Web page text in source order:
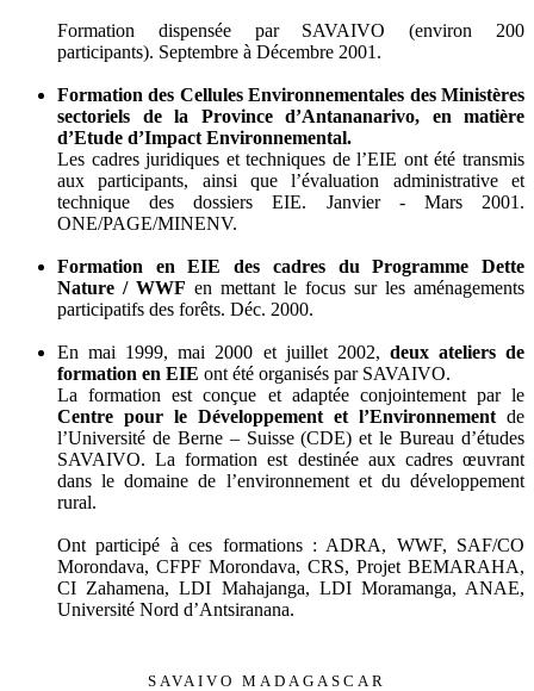
Formation dispensée par SAVAIVO (environ 200
participants). Septembre à Décembre 2001.
Formation des Cellules Environnementales des Ministères
sectoriels de la Province d’Antananarivo, en matière
d’Etude d’Impact Environnemental.
Les cadres juridiques et techniques de l’EIE ont été transmis
aux participants, ainsi que l’évaluation administrative et
technique des dossiers EIE. Janvier - Mars 2001.
ONE/PAGE/MINENV.
Formation en EIE des cadres du Programme Dette
Nature / WWF en mettant le focus sur les aménagements
participatifs des forêts. Déc. 2000.
En mai 1999, mai 2000 et juillet 2002, deux ateliers de
formation en EIE ont été organisés par SAVAIVO.
La formation est conçue et adaptée conjointement par le
Centre pour le Développement et l’Environnement de
l’Université de Berne – Suisse (CDE) et le Bureau d’études
SAVAIVO. La formation est destinée aux cadres œuvrant
dans le domaine de l’environnement et du développement
rural.
Ont participé à ces formations : ADRA, WWF, SAF/CO
Morondava, CFPF Morondava, CRS, Projet BEMARAHA,
CI Zahamena, LDI Mahajanga, LDI Moramanga, ANAE,
Université Nord d’Antsiranana.
SAVAIVO MADAGASCAR